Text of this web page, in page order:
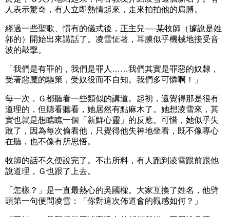
人表示驚奇，有人立即熱情起來，走來拍拍他的肩膊。
經過一些聖歌、慣有的儀式後，正主兒──某牧師（據說是姓
郭的）開始出來講話了。凌雪怔著，耳膜似乎機械地接受音
波的敲擊。
「我們是有罪的，我們是罪人……我們其實是罪惡的奴隸，
受著惡魔的驅策，受奴役而不自知。我們多可憐啊！」
每一次，Ｇ都聽看一些類似的講道。起初，還覺得那是很有
道理的，但聽看聽看，她居然有點麻木了。她想凌雪來，其
實也就是想瞧瞧一個「新鮮心靈」的反應。可惜，她似乎失
敗了，因為每次偷看他，只覺得他失神地坐看，既不像專心
在聽，也不像有所思悟。
牧師的話不久便說完了。不出所料，有人跑到凌雪跟前跟他
說道理，Ｇ也跟了上去。
「怎樣？」是一直最熱心的吳國樑。大家互換了姓名，他劈
頭第一句便問凌雪：「你對這次佈道會的觀感如何？」